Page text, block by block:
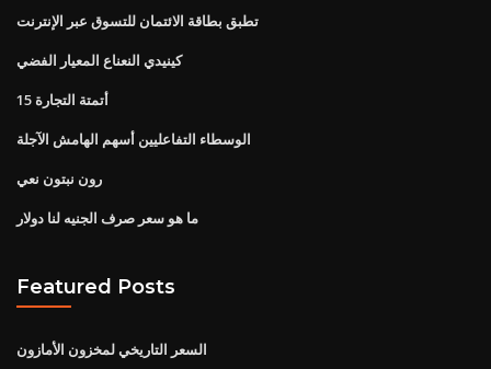
تطبق بطاقة الائتمان للتسوق عبر الإنترنت
كينيدي النعناع المعيار الفضي
أتمتة التجارة 15
الوسطاء التفاعليين أسهم الهامش الآجلة
رون نبتون نعي
ما هو سعر صرف الجنيه لنا دولار
Featured Posts
السعر التاريخي لمخزون الأمازون